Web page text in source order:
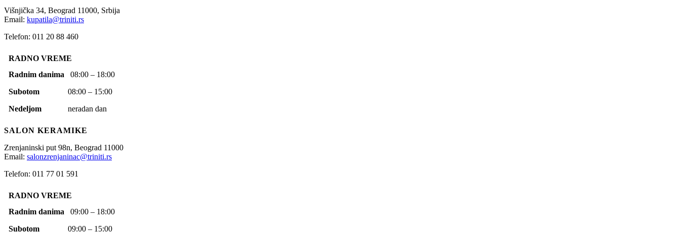
Višnjička 34, Beograd 11000, Srbija
Email: kupatila@triniti.rs
Telefon: 011 20 88 460
RADNO VREME
Radnim danima 08:00 – 18:00
Subotom 08:00 – 15:00
Nedeljom neradan dan
SALON KERAMIKE
Zrenjaninski put 98n, Beograd 11000
Email: salonzrenjaninac@triniti.rs
Telefon: 011 77 01 591
RADNO VREME
Radnim danima 09:00 – 18:00
Subotom 09:00 – 15:00